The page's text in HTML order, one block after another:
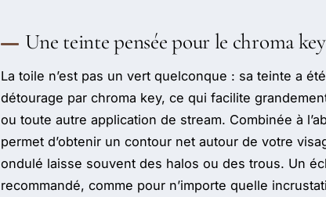
Une teinte pensée pour le chroma key
La toile n’est pas un vert quelconque : sa teinte a
détourage par chroma key, ce qui facilite
ou toute autre application de stream. Combinée à
permet d’obtenir un contour net autour de votre
ondulé laisse souvent des halos ou des trous. Un
recommandé, comme pour n’importe quelle